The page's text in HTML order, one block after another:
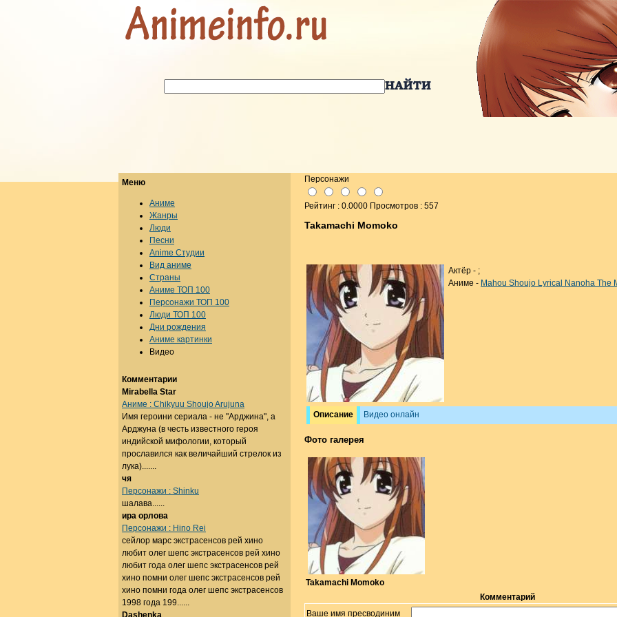
Персонажи
Рейтинг : 0.0000 Просмотров : 557
Takamachi Momoko
Актёр - ;
Аниме - Mahou Shoujo Lyrical Nanoha The
Описание Видео онлайн
Фото галерея
Takamachi Momoko
Комментарий
Ваше имя пресводиним
Меню
Аниме
Жанры
Люди
Песни
Anime Студии
Вид аниме
Страны
Аниме ТОП 100
Персонажи ТОП 100
Люди ТОП 100
Дни рождения
Аниме картинки
Видео
Комментарии
Mirabella Star
Аниме : Chikyuu Shoujo Arujuna
Имя героини сериала - не "Арджина", а
Арджуна (в честь известного героя
индийской мифологии, который
прославился как величайший стрелок из
лука).......
чя
Персонажи : Shinku
шалава......
ира орлова
Персонажи : Hino Rei
сейлор марс экстрасенсов рей хино
любит олег шепс экстрасенсов рей хино
любит года олег шепс экстрасенсов рей
хино помни олег шепс экстрасенсов рей
хино помни года олег шепс экстрасенсов
1998 года 199......
Dashenka